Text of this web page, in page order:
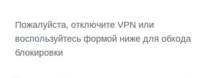
Пожалуйста, отключите VPN или
воспользуйтесь формой ниже для обхода
блокировки